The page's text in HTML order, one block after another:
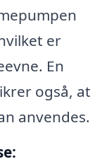
er
En
også, at
anvendes.